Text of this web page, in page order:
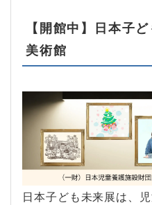
【開館中】日本子
美術館
日本子ども未来展は、